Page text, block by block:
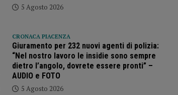
5 Agosto 2026
CRONACA PIACENZA
Giuramento per 232 nuovi agenti di polizia:
“Nel nostro lavoro le insidie sono sempre
dietro l’angolo, dovrete essere pronti” –
AUDIO e FOTO
5 Agosto 2026